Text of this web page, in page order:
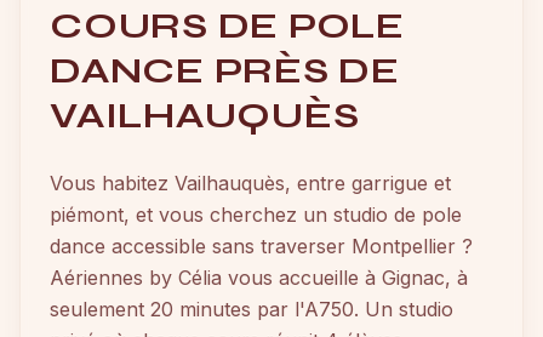
COURS DE POLE
DANCE PRÈS DE
VAILHAUQUÈS
Vous habitez Vailhauquès, entre garrigue et
piémont, et vous cherchez un studio de pole
dance accessible sans traverser Montpellier ?
Aériennes by Célia vous accueille à Gignac, à
seulement 20 minutes par l'A750. Un studio